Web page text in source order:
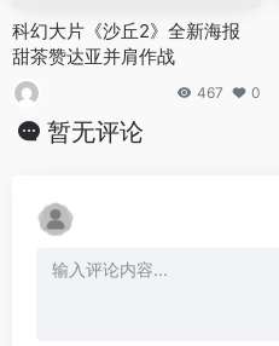
科幻大片《沙丘2》全新海报
甜茶赞达亚并肩作战
467 0
暂无评论